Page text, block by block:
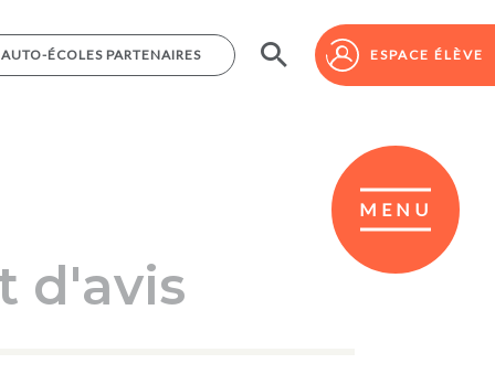
AUTO-ÉCOLES PARTENAIRES ESPACE ÉLÈVE
MENU
AUTO-ÉCOLES PARTENAIRES ESPACE ÉLÈVE
d'avis